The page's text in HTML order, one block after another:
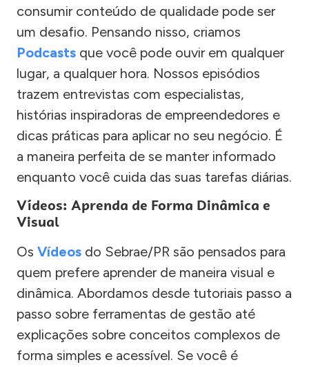
consumir conteúdo de qualidade pode ser
um desafio. Pensando nisso, criamos
Podcasts que você pode ouvir em qualquer
lugar, a qualquer hora. Nossos episódios
trazem entrevistas com especialistas,
histórias inspiradoras de empreendedores e
dicas práticas para aplicar no seu negócio. É
a maneira perfeita de se manter informado
enquanto você cuida das suas tarefas diárias.
Vídeos: Aprenda de Forma Dinâmica e
Visual
Os Vídeos do Sebrae/PR são pensados para
quem prefere aprender de maneira visual e
dinâmica. Abordamos desde tutoriais passo a
passo sobre ferramentas de gestão até
explicações sobre conceitos complexos de
forma simples e acessível. Se você é